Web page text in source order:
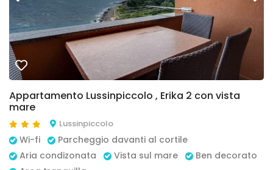
Appartamento Lussinpiccolo , Erika 2 con vista
mare
Lussinpiccolo
Wi-fi
Parcheggio davanti al cortile
Aria condizonata
Vista sul mare
Ben decorato